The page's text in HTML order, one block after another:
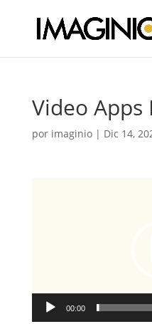
Video Apps
por imaginio| Dic 14,
00:00